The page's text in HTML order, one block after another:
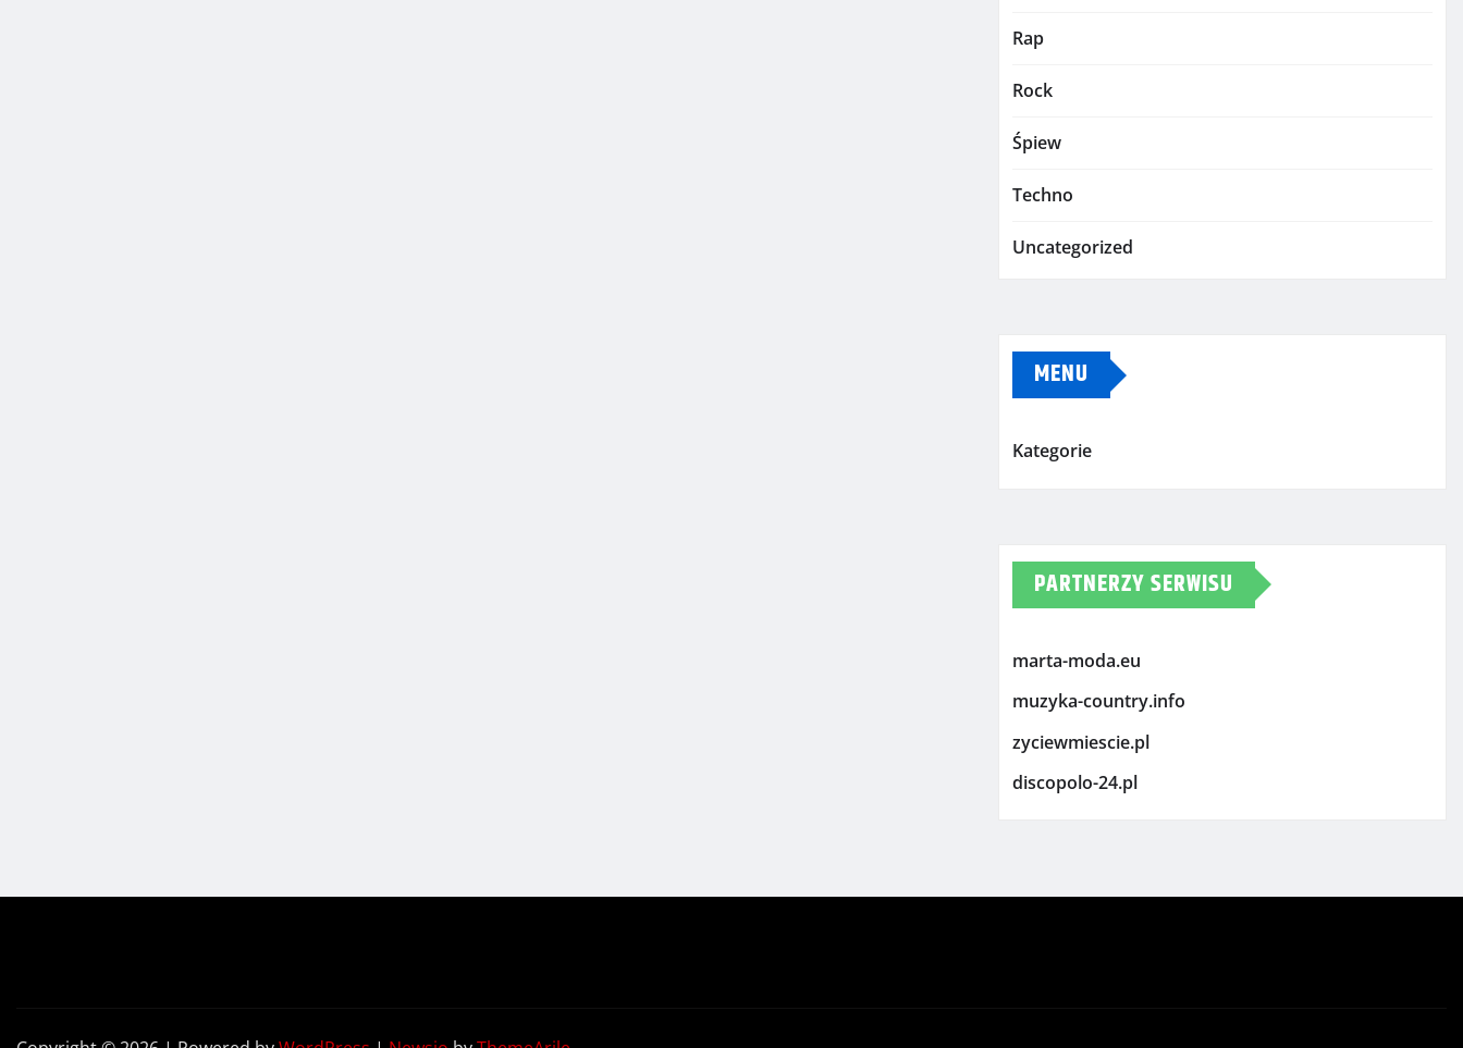
Rap
Rock
Śpiew
Techno
Uncategorized
MENU
Kategorie
PARTNERZY SERWISU
marta-moda.eu
muzyka-country.info
zyciewmiescie.pl
discopolo-24.pl